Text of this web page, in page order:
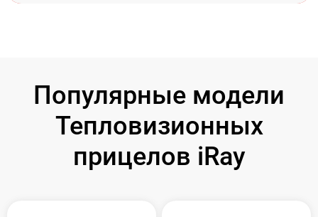
Популярные модели
Тепловизионных
прицелов iRay